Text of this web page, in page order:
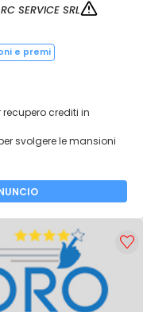
SERVICE SRL
e premi
recupero crediti in
svolgere le mansioni